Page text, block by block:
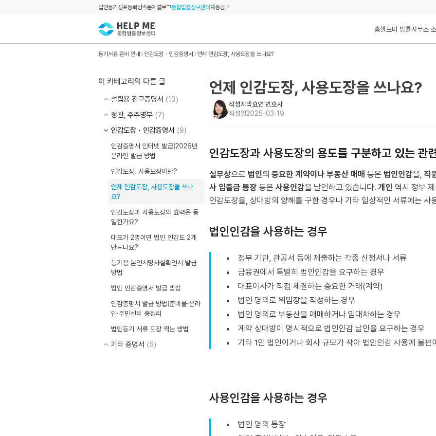
법인등기 상표등록상속문제 블로그통합법률정보센터 채용공고
홈헬프미 법률사무소
등기서류 준비 안내 인감도장・인감증명서 언제 인감도장, 사용도장을 쓰나요?
이 카테고리의 다른 글
설립용 잔고증명서 (13)
정관, 주주명부 (7)
인감도장・인감증명서 (9)
인감증명서 인터넷 발급|2026년
온라인 발급 방법
인감도장, 사용도장이란?
언제 인감도장, 사용도장을 쓰나
요?
인감도장과 사용도장의 효력은 동
일한가요?
대표가 2명이면 법인 인감도 2개
만드나요?
등기용 본인서명사실확인서 발급
방법
법인 인감증명서 발급 방법
인감증명서 발급 방법|준비물·온라
인·주민센터 총정리
법인등기 서류 도장 찍는 방법
기타 증명서 (5)
언제 인감도장, 사용도장을 쓰나요?
작성자박효연 변호사
작성일2025-03-19
인감도장과 사용도장의 용도를 구분하고 있는 관
실무상으로 법인의 중요한 계약이나 부동산 매매 등은 법인인감을, 직
사 입출금 통장 등은 사용인감을 날인하고 있습니다. 개인 역시 정부
인감도장을, 상대방의 양해를 구한 경우나 기타 일상적인 서류에는 사
법인인감을 사용하는 경우
정부 기관, 관공서 등에 제출하는 각종 신청서나 서류
금융권에서 특별히 법인인감을 요구하는 경우
대표이사가 직접 체결하는 중요한 거래(계약)
법인 명의로 위임장을 작성하는 경우
법인 명의로 부동산을 매매하거나 임대차하는 경우
계약 상대방이 명시적으로 법인인감 날인을 요구하는 경우
기타 1인 법인이거나 회사 규모가 작아 법인인감 사용에 불편
사용인감을 사용하는 경우
법인 명의 통장